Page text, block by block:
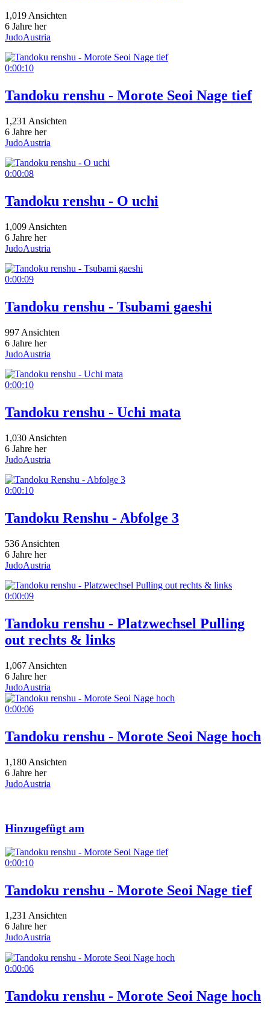
1,019 Ansichten
6 Jahre her
JudoAustria
0:00:10
Tandoku renshu - Morote Seoi Nage tief
1,231 Ansichten
6 Jahre her
JudoAustria
0:00:08
Tandoku renshu - O uchi
1,009 Ansichten
6 Jahre her
JudoAustria
0:00:09
Tandoku renshu - Tsubami gaeshi
997 Ansichten
6 Jahre her
JudoAustria
0:00:10
Tandoku renshu - Uchi mata
1,030 Ansichten
6 Jahre her
JudoAustria
0:00:10
Tandoku Renshu - Abfolge 3
536 Ansichten
6 Jahre her
JudoAustria
0:00:09
Tandoku renshu - Platzwechsel Pulling
out rechts & links
1,067 Ansichten
6 Jahre her
JudoAustria
0:00:06
Tandoku renshu - Morote Seoi Nage hoch
1,180 Ansichten
6 Jahre her
JudoAustria
Hinzugefügt am
0:00:10
Tandoku renshu - Morote Seoi Nage tief
1,231 Ansichten
6 Jahre her
JudoAustria
0:00:06
Tandoku renshu - Morote Seoi Nage hoch